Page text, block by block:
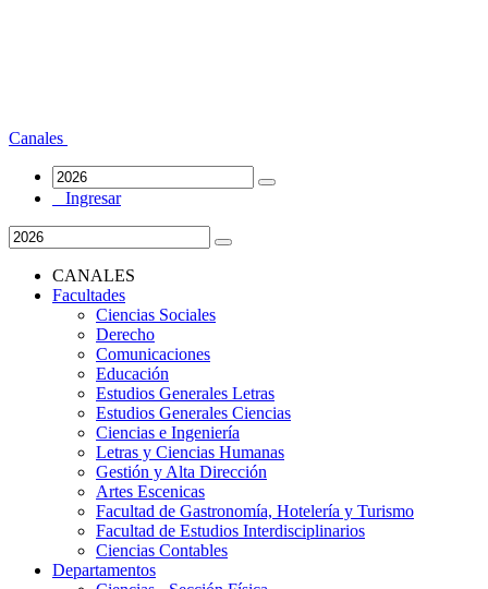
Canales
Ingresar
CANALES
Facultades
Ciencias Sociales
Derecho
Comunicaciones
Educación
Estudios Generales Letras
Estudios Generales Ciencias
Ciencias e Ingeniería
Letras y Ciencias Humanas
Gestión y Alta Dirección
Artes Escenicas
Facultad de Gastronomía, Hotelería y Turismo
Facultad de Estudios Interdisciplinarios
Ciencias Contables
Departamentos